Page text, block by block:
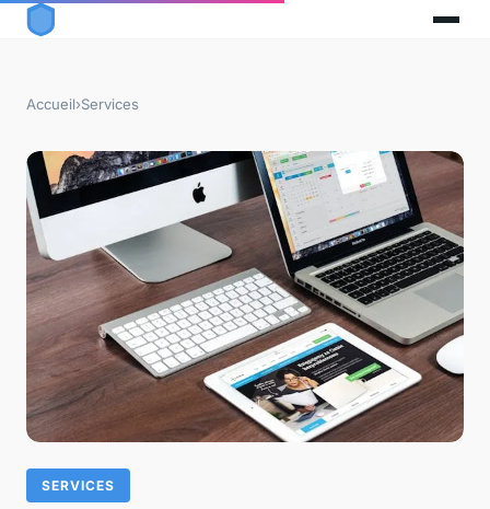
Accueil›Services
SERVICES